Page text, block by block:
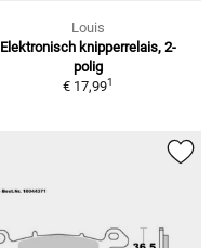
Louis
Elektronisch knipperrelais, 2-
polig
€ 17,991